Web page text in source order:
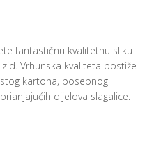
fantastičnu kvalitetnu sliku
Vrhunska kvaliteta postiže
kartona, posebnog
dijelova slagalice.